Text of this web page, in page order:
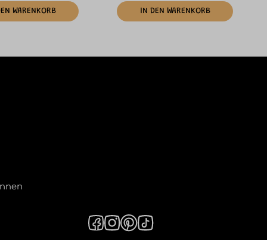
WARENKORB IN DEN WARENKORB